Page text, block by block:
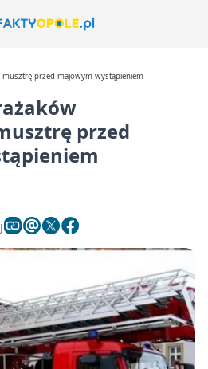
przed majowym wystąpieniem
przed